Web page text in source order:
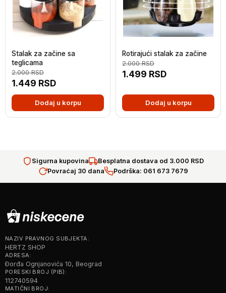
Stalak za začine sa
teglicama
1.449 RSD
2.000RSD
Dodaj u korpu
Rotirajući stalak za začine
1.499 RSD
2.000RSD
Dodaj u korpu
Sigurna kupovina
Besplatna dostava od 3.000 RSD
Povraćaj 30 dana
Podrška: 061 673 7679
NAZIV PRAVNOG SUBJEKTA:
HERTZ SHOP
ADRESA:
Đorđa Ognjanovića 10, Beograd
PORESKI BROJ (PIB):
112740594
MATIČNI BROJ: